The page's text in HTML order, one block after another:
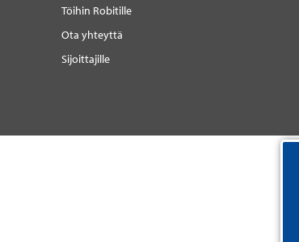
Töihin Robitille
Ota yhteyttä
Sijoittajille